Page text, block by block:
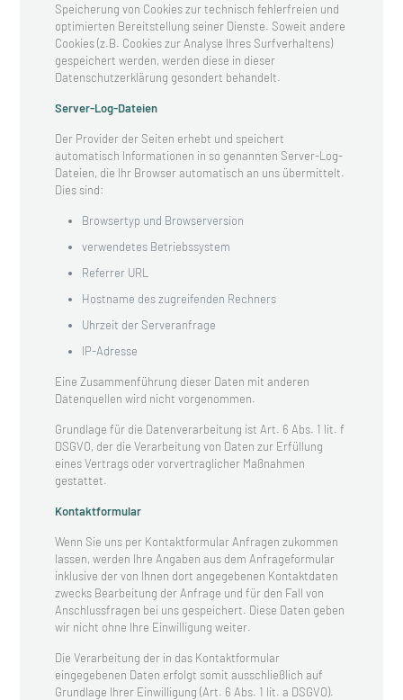
Speicherung von Cookies zur technisch fehlerfreien und
optimierten Bereitstellung seiner Dienste. Soweit andere
Cookies (z.B. Cookies zur Analyse Ihres Surfverhaltens)
gespeichert werden, werden diese in dieser
Datenschutzerklärung gesondert behandelt.
Server-Log-Dateien
Der Provider der Seiten erhebt und speichert
automatisch Informationen in so genannten Server-Log-
Dateien, die Ihr Browser automatisch an uns übermittelt.
Dies sind:
Browsertyp und Browserversion
verwendetes Betriebssystem
Referrer URL
Hostname des zugreifenden Rechners
Uhrzeit der Serveranfrage
IP-Adresse
Eine Zusammenführung dieser Daten mit anderen
Datenquellen wird nicht vorgenommen.
Grundlage für die Datenverarbeitung ist Art. 6 Abs. 1 lit. f
DSGVO, der die Verarbeitung von Daten zur Erfüllung
eines Vertrags oder vorvertraglicher Maßnahmen
gestattet.
Kontaktformular
Wenn Sie uns per Kontaktformular Anfragen zukommen
lassen, werden Ihre Angaben aus dem Anfrageformular
inklusive der von Ihnen dort angegebenen Kontaktdaten
zwecks Bearbeitung der Anfrage und für den Fall von
Anschlussfragen bei uns gespeichert. Diese Daten geben
wir nicht ohne Ihre Einwilligung weiter.
Die Verarbeitung der in das Kontaktformular
eingegebenen Daten erfolgt somit ausschließlich auf
Grundlage Ihrer Einwilligung (Art. 6 Abs. 1 lit. a DSGVO).